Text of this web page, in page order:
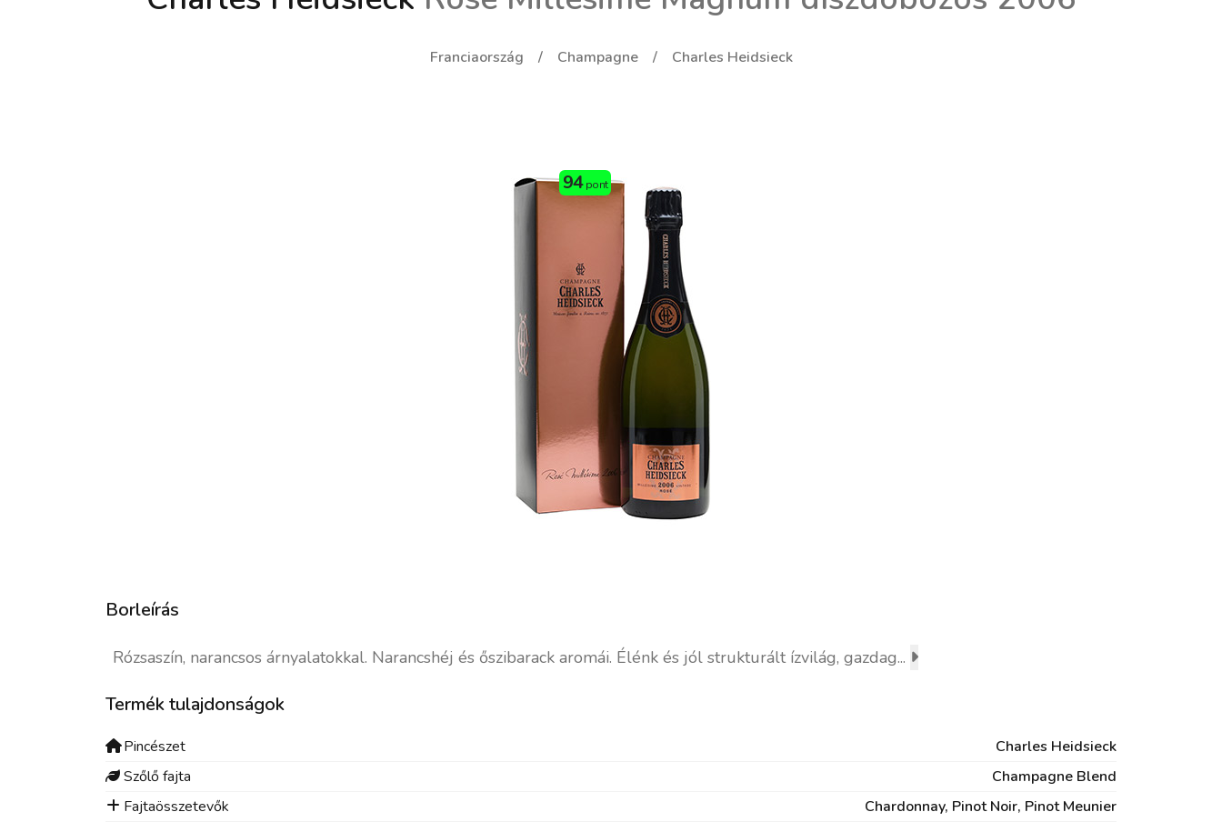
Franciaország Champagne Charles Heidsieck
Borleírás
Rózsaszín, narancsos árnyalatokkal. Narancshéj és őszibarack aromái. Élénk és jól strukturált ízvilág, gazdag...
Termék tulajdonságok
Pincészet
Charles Heidsieck
Szőlő fajta
Champagne Blend
Fajtaösszetevők
Chardonnay, Pinot Noir, Pinot Meunier
94 pont